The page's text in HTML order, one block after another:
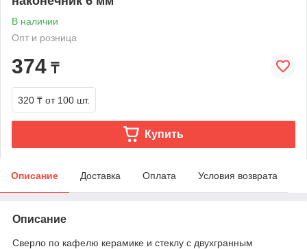
В наличии
Опт и розница
374 ₸
320 ₸ от 100 шт.
Купить
Описание Доставка Оплата Условия возврата
Описание
Сверло по кафелю керамике и стеклу с двухгранным